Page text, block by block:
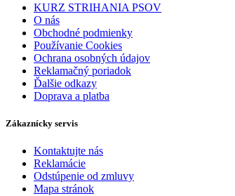
KURZ STRIHANIA PSOV
O nás
Obchodné podmienky
Používanie Cookies
Ochrana osobných údajov
Reklamačný poriadok
Ďalšie odkazy
Doprava a platba
Zákaznícky servis
Kontaktujte nás
Reklamácie
Odstúpenie od zmluvy
Mapa stránok